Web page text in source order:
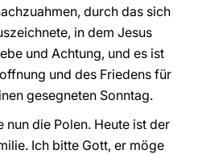
durch das sich
in dem Jesus
und Achtung, und es ist
und des Friedens für
gesegneten Sonntag.
nun die Polen. Heute ist der
Ich bitte Gott, er möge